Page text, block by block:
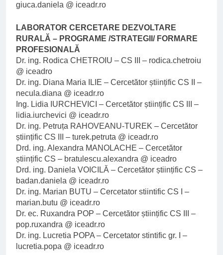
giuca.daniela @ iceadr.ro
LABORATOR CERCETARE DEZVOLTARE
RURALĂ – PROGRAME /STRATEGII/ FORMARE
PROFESIONALĂ
Dr. ing. Rodica CHETROIU – CS III – rodica.chetroiu
@ iceadro
Dr. ing. Diana Maria ILIE – Cercetător științific CS II –
necula.diana @ iceadr.ro
Ing. Lidia IURCHEVICI – Cercetător științific CS III –
lidia.iurchevici @ iceadr.ro
Dr. ing. Petruța RAHOVEANU-TUREK – Cercetător
științific CS III – turek.petruta @ iceadr.ro
Drd. ing. Alexandra MANOLACHE – Cercetător
științific CS – bratulescu.alexandra @ iceadro
Drd. ing. Daniela VOICILĂ – Cercetător științific CS –
badan.daniela @ iceadr.ro
Dr. ing. Marian BUTU – Cercetator stiintific CS I –
marian.butu @ iceadr.ro
Dr. ec. Ruxandra POP – Cercetător științific CS III –
pop.ruxandra @ iceadr.ro
Dr. ing. Lucretia POPA – Cercetator stintific gr. I –
lucretia.popa @ iceadr.ro